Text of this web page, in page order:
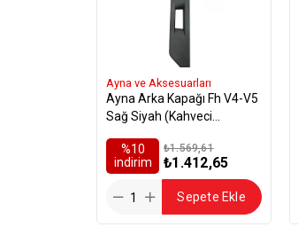
Ayna ve Aksesuarları
Ayna Arka Kapağı Fh V4-V5
Sağ Siyah (Kahveci
%10
i̇ndirim
₺1.412,65
₺1.569,61
Sepete Ekle